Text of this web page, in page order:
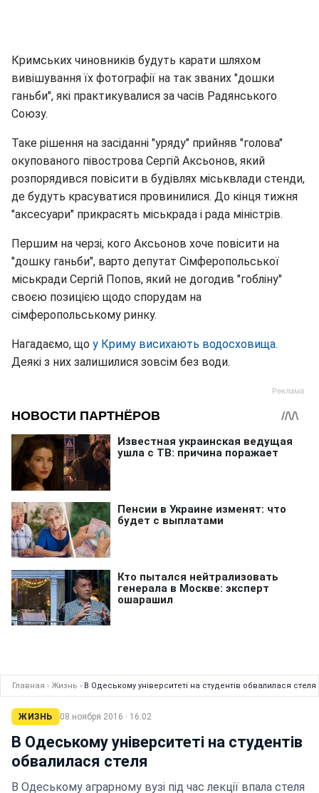
Кримських чиновників будуть карати шляхом
вивішування їх фотографії на так званих "дошки
ганьби", які практикувалися за часів Радянського
Союзу.
Таке рішення на засіданні "уряду" прийняв "голова"
окупованого півострова Сергій Аксьонов, який
розпорядився повісити в будівлях міськвлади стенди,
де будуть красуватися провинилися. До кінця тижня
"аксесуари" прикрасять міськрада і рада міністрів.
Першим на черзі, кого Аксьонов хоче повісити на
"дошку ганьби", варто депутат Сімферопольської
міськради Сергій Попов, який не догодив "гобліну"
своєю позицією щодо спорудам на
сімферопольському ринку.
Нагадаємо, що у Криму висихають водосховища.
Деякі з них залишилися зовсім без води.
Главная › Жизнь › В Одеському університеті на студентів обвалилася стеля
ЖИЗНЬ 08 ноября 2016 · 16:02
В Одеському університеті на студентів
обвалилася стеля
В Одеському аграрному вузі під час лекції впала стеля